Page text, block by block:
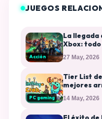
JUEGOS
Acción
La llegada
Xbox:
ahora
27 May, 2026
PC gaming
Tier List
mejores
14 May, 2026